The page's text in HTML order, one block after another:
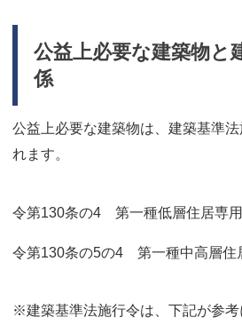
公益上必要な建築物と
係
公益上必要な建築物は、建築基準
れます。
令第130条の4 第一種低層住居専
令第130条の5の4 第一種中高層住
※建築基準法施行令は、下記が参考